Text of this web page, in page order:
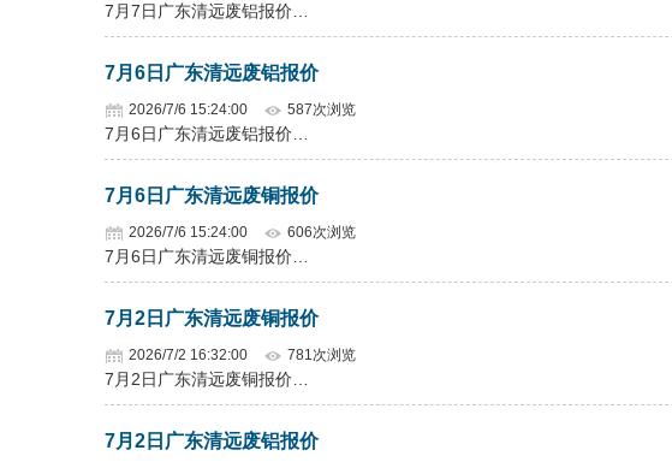
7月7日广东清远废铝报价…
7月6日广东清远废铝报价
2026/7/6 15:24:00 587次浏览
7月6日广东清远废铝报价…
7月6日广东清远废铜报价
2026/7/6 15:24:00 606次浏览
7月6日广东清远废铜报价…
7月2日广东清远废铜报价
2026/7/2 16:32:00 781次浏览
7月2日广东清远废铜报价…
7月2日广东清远废铝报价